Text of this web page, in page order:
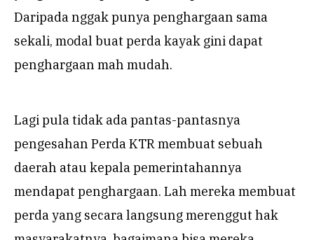
Daripada nggak punya penghargaan sama
sekali, modal buat perda kayak gini dapat
penghargaan mah mudah.
Lagi pula tidak ada pantas-pantasnya
pengesahan Perda KTR membuat sebuah
daerah atau kepala pemerintahannya
mendapat penghargaan. Lah mereka membuat
perda yang secara langsung merenggut hak